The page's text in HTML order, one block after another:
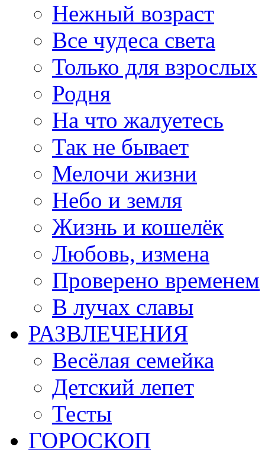
Нежный возраст
Все чудеса света
Только для взрослых
Родня
На что жалуетесь
Так не бывает
Мелочи жизни
Небо и земля
Жизнь и кошелёк
Любовь, измена
Проверено временем
В лучах славы
РАЗВЛЕЧЕНИЯ
Весёлая семейка
Детский лепет
Тесты
ГОРОСКОП